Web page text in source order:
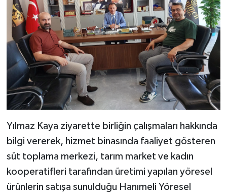
Yılmaz Kaya ziyarette birliğin çalışmaları hakkında
bilgi vererek, hizmet binasında faaliyet gösteren
süt toplama merkezi, tarım market ve kadın
kooperatifleri tarafından üretimi yapılan yöresel
ürünlerin satışa sunulduğu Hanımeli Yöresel